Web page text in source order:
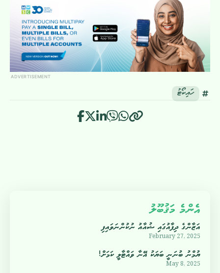
ADVERTISEMENT
ހައިކޯޓު
އެންމެ މަޤުބޫލު
އަޒާންގެ ދިފާއުގައި ޝުއާއު ނުކުންނަވައިފި
February 27, 2025
ޔުމްނު ބުނަނީ ބަޔަކު އޭނާ ވައްޓާލީ ކަމަށް!
May 8, 2025